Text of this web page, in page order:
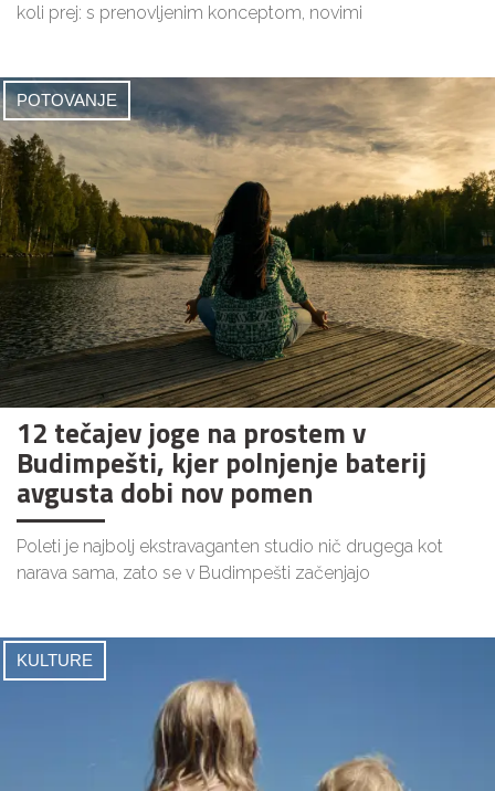
koli prej: s prenovljenim konceptom, novimi
POTOVANJE
12 tečajev joge na prostem v
Budimpešti, kjer polnjenje baterij
avgusta dobi nov pomen
Poleti je najbolj ekstravaganten studio nič drugega kot
narava sama, zato se v Budimpešti začenjajo
KULTURE